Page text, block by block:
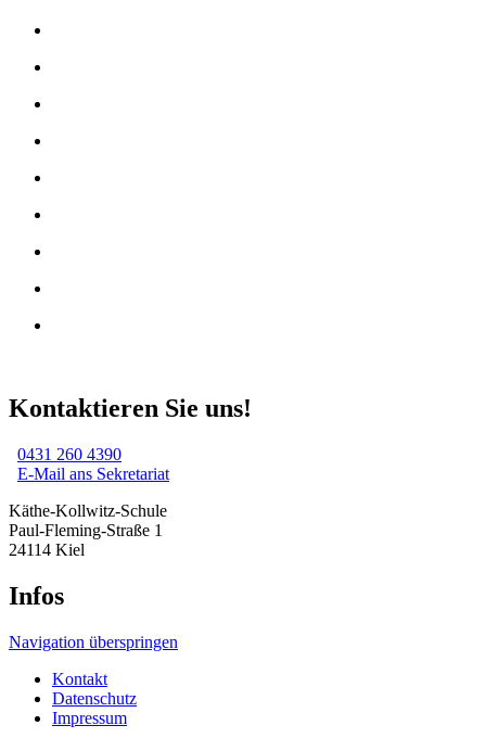
Kontaktieren Sie uns!
0431 260 4390
E-Mail ans Sekretariat
Käthe-Kollwitz-Schule
Paul-Fleming-Straße 1
24114 Kiel
Infos
Navigation überspringen
Kontakt
Datenschutz
Impressum